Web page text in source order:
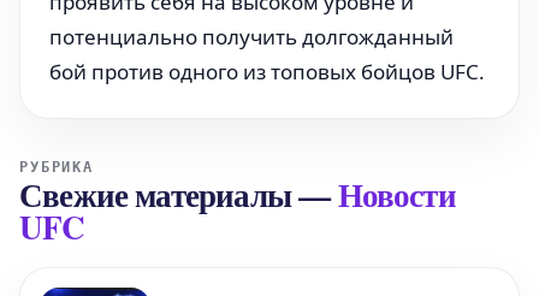
потенциально получить долгожданный
бой против одного из топовых бойцов UFC.
РУБРИКА
Свежие материалы—Новости
UFC